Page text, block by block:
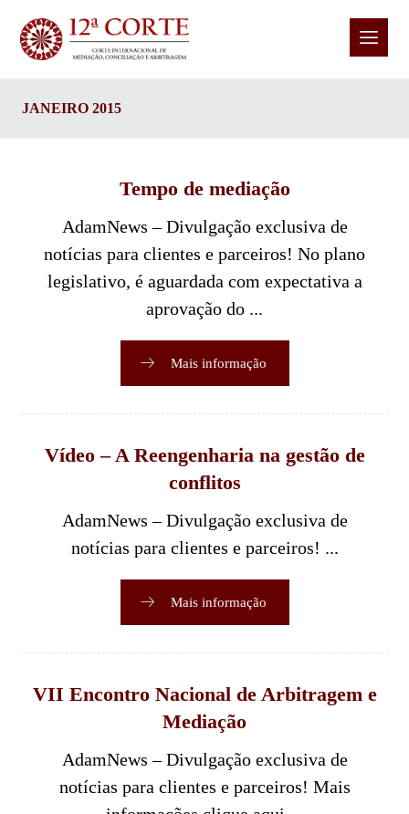
JANEIRO 2015
Tempo de mediação
AdamNews – Divulgação exclusiva de
notícias para clientes e parceiros! No plano
legislativo, é aguardada com expectativa a
aprovação do ...
Mais informação
Vídeo – A Reengenharia na gestão de
conflitos
AdamNews – Divulgação exclusiva de
notícias para clientes e parceiros! ...
Mais informação
VII Encontro Nacional de Arbitragem e
Mediação
AdamNews – Divulgação exclusiva de
notícias para clientes e parceiros! Mais